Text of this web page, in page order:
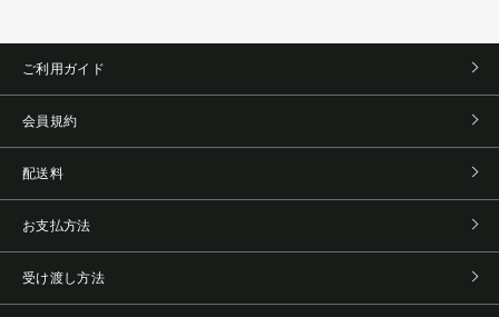
ご利用ガイド
会員規約
配送料
お支払方法
受け渡し方法